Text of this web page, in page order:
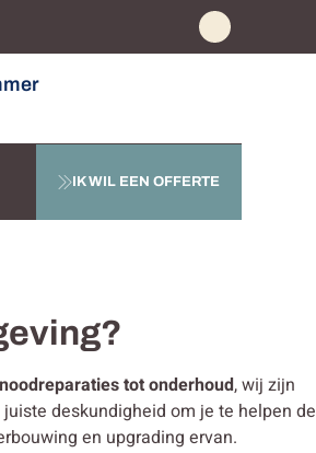
IK WIL EEN OFFERTE
noodreparaties tot onderhoud, wij zijn
deskundigheid om je te helpen de
en upgrading ervan.